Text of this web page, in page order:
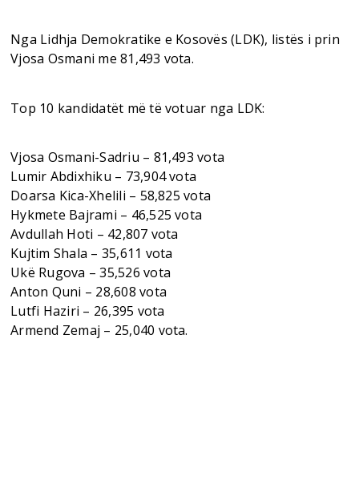
Nga Lidhja Demokratike e Kosovës (LDK), listës i prin
Vjosa Osmani me 81,493 vota.
Top 10 kandidatët më të votuar nga LDK:
Vjosa Osmani-Sadriu – 81,493 vota
Lumir Abdixhiku – 73,904 vota
Doarsa Kica-Xhelili – 58,825 vota
Hykmete Bajrami – 46,525 vota
Avdullah Hoti – 42,807 vota
Kujtim Shala – 35,611 vota
Ukë Rugova – 35,526 vota
Anton Quni – 28,608 vota
Lutfi Haziri – 26,395 vota
Armend Zemaj – 25,040 vota.